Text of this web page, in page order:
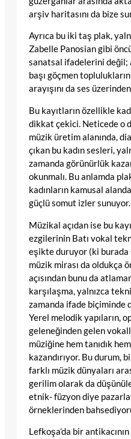
arşiv haritasını da bize
Ayrıca bu iki taş plak,
Zabelle Panosian gibi
sanatsal ifadelerini değil;
başı göçmen
arayışını da ses
Bu kayıtların özellikle
dikkat çekici. Neticede o
müzik üretim alanında,
çıkan bu kadın sesleri,
zamanda görünürlük
okunmalı. Bu anlamda
kadınların kamusal
güçlü somut izler sunuyor.
Müzikal açıdan ise bu
ezgilerinin Batı vokal
eşikte duruyor (ki burada
müzik mirası da oldukça
açısından bunu da
karşılaşma, yalnızca
zamanda ifade biçiminde
Yerel melodik yapıların,
geleneğinden gelen
müziğine hem tanıdık
kazandırıyor. Bu durum,
farklı müzik dünyaları
gerilim olarak da
etnik- füzyon diye
örneklerinden
Lefkoşa’da bir antikacının